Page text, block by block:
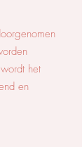
het
en